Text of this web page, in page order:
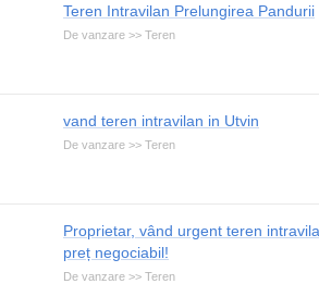
Teren Intravilan Prelungirea Pandurii
De vanzare >> Teren
vand teren intravilan in Utvin
De vanzare >> Teren
Proprietar, vând urgent teren
preț negociabil!
De vanzare >> Teren